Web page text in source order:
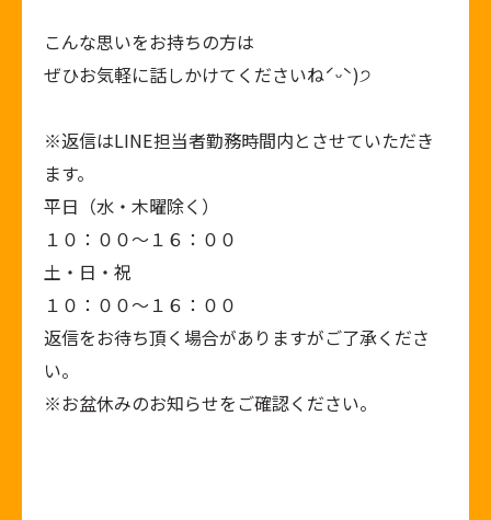
こんな思いをお持ちの方は
ぜひお気軽に話しかけてくださいねˊᵕˋ)੭
※返信はLINE担当者勤務時間内とさせていただき
ます。
平日（水・木曜除く）
１０：００～１６：００
土・日・祝
１０：００～１６：００
返信をお待ち頂く場合がありますがご了承くださ
い。
※お盆休みのお知らせをご確認ください。